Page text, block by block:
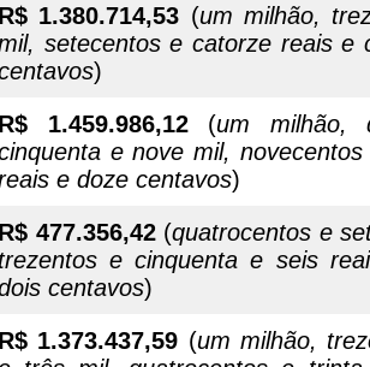
R$ 1.380.714,53 (um milhão,
setecentos e catorze reais e
)
R$ 1.459.986,12(um milhão,
e nove mil,
e doze centavos)
R$ 477.356,42(quatrocentos e
trezentos e cinquenta e seis
centavos)
R$ 1.373.437,59 (um milhão,